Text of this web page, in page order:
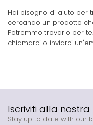
Hai bisogno di aiuto per
cercando un prodotto
Potremmo trovarlo per
chiamarci o inviarci
Iscriviti alla
Stay up to date with our